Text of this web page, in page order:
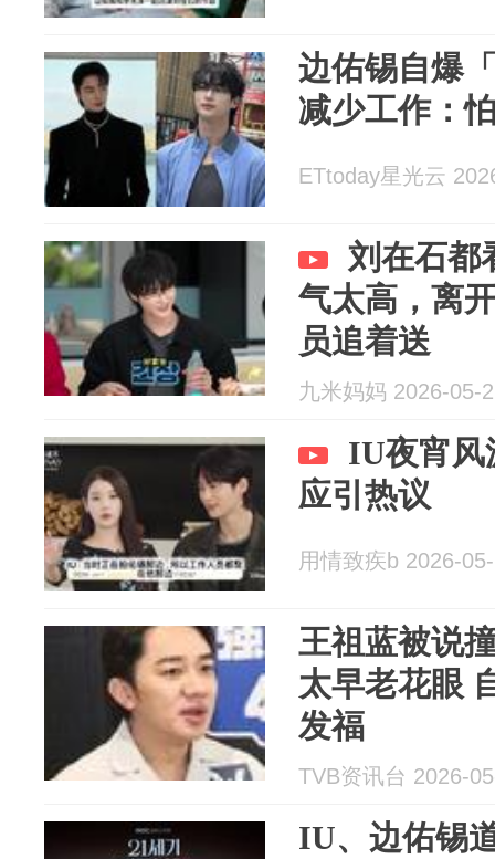
边佑锡自爆
减少工作：
ETtoday星光云
刘在石都
气太高，离
员追着送
九米妈妈 2026-05-
IU夜宵风
应引热议
用情致疾b 2026-
王祖蓝被说
太早老花眼
发福
TVB资讯台 2026-
IU、边佑锡